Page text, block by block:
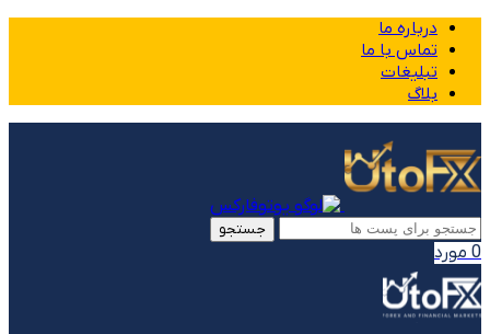
درباره ما
تماس با ما
تبلیغات
بلاگ
جستجو
0 مورد